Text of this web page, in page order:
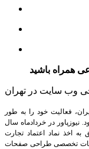
وب سایت در تهران
فعالیت خود را به طور
در تهران آغاز نمود. نیوزپاور در خردادماه سال
به اخذ نماد اعتماد تجارت
خدمات تخصصی طراحی صفحات